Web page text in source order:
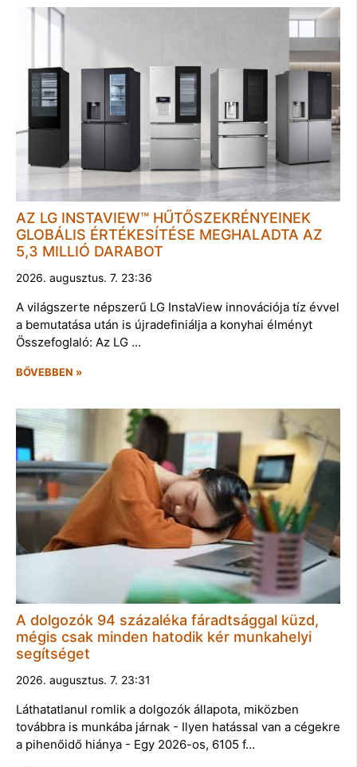
AZ LG INSTAVIEW™ HŰTŐSZEKRÉNYEINEK
GLOBÁLIS ÉRTÉKESÍTÉSE MEGHALADTA AZ
5,3 MILLIÓ DARABOT
2026. augusztus. 7. 23:36
A világszerte népszerű LG InstaView innovációja tíz évvel
a bemutatása után is újradefiniálja a konyhai élményt
Összefoglaló: Az LG …
BŐVEBBEN »
A dolgozók 94 százaléka fáradtsággal küzd,
mégis csak minden hatodik kér munkahelyi
segítséget
2026. augusztus. 7. 23:31
Láthatatlanul romlik a dolgozók állapota, miközben
továbbra is munkába járnak - Ilyen hatással van a cégekre
a pihenőidő hiánya - Egy 2026-os, 6105 f…